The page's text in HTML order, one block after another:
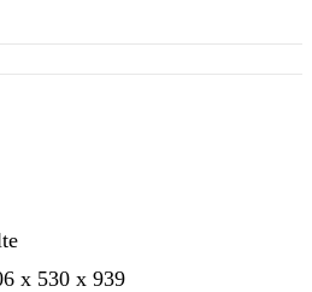
x 530 x 939